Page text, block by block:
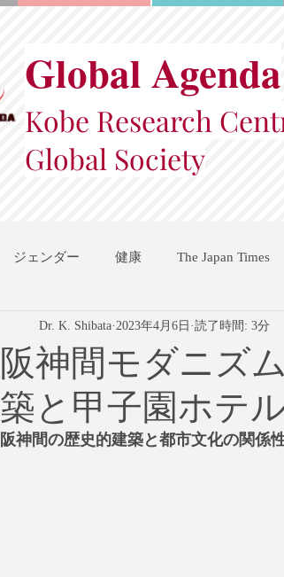
Global Agenda
Kobe Research
Global Society
ジェンダー 健康 The Japan Times
地域都市政策 国際機関 地域振興
テクノロジー 政治 ビジネス
阪神間モダニズ
築と甲子園ホテ
Dr. K. Shibata 2023年4月6日 読了時間: 3分
阪神間の歴史的建築と都市文化の関係